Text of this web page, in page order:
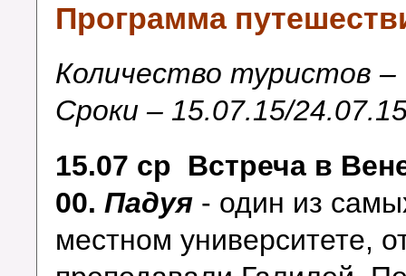
Программа
Количество туристов
Сроки – 15.07.15/
15.07 ср Встреча в
00. Падуя - один из
местном университете,